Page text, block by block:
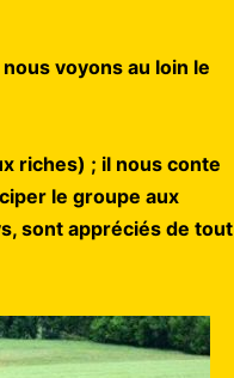
voyons au loin le
riches) ; il nous conte
le groupe aux
sont appréciés de tout